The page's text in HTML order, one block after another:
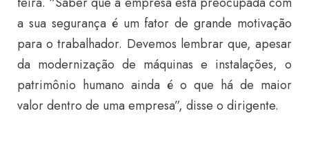
a sua segurança é um fator de grande motivação
para o trabalhador. Devemos lembrar que, apesar
da modernização de máquinas e instalações, o
patrimônio humano ainda é o que há de maior
valor dentro de uma empresa”, disse o dirigente.